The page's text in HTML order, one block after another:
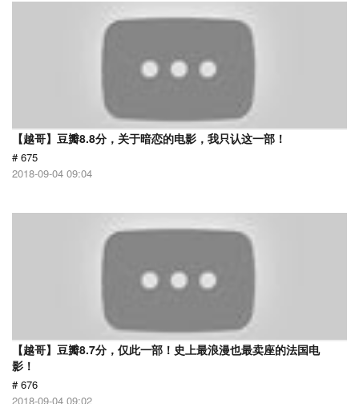
【越哥】豆瓣8.8分，关于暗恋的电影，我只认这一部！
# 675
2018-09-04 09:04
【越哥】豆瓣8.7分，仅此一部！史上最浪漫也最卖座的法国电
影！
# 676
2018-09-04 09:02